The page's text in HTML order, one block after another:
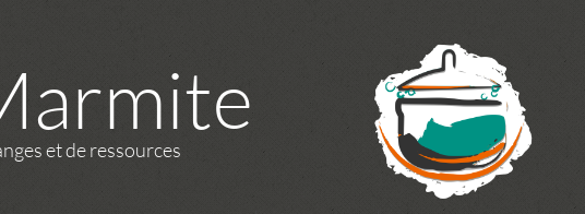
et de ressources